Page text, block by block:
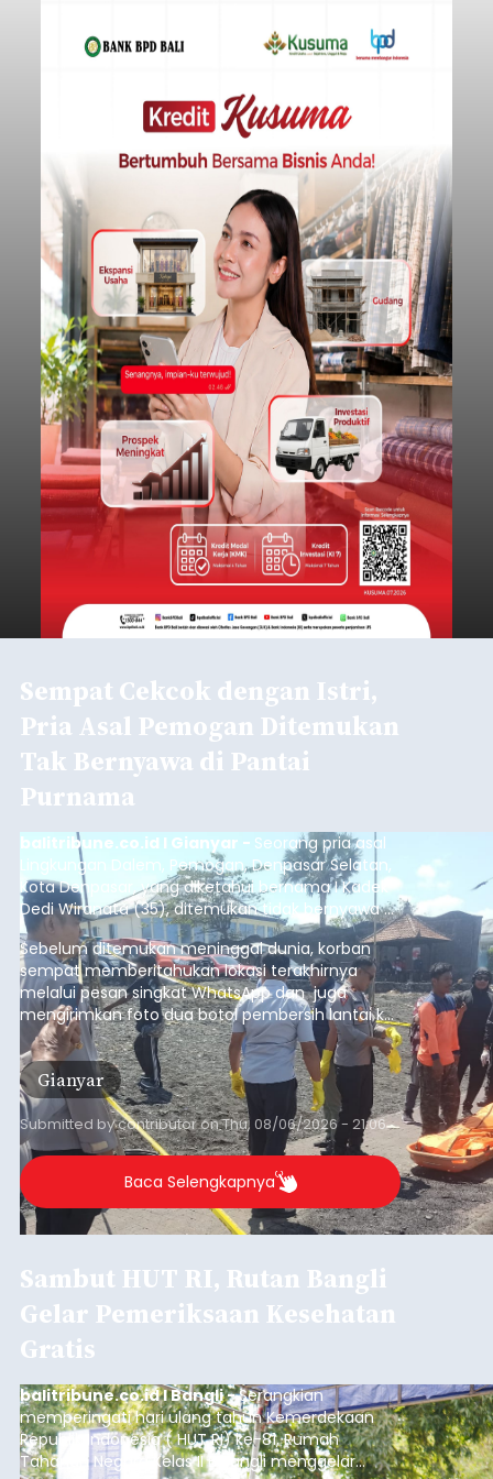
Sempat Cekcok dengan Istri,
Pria Asal Pemogan Ditemukan
Tak Bernyawa di Pantai
Purnama
balitribune.co.id I Gianyar - Seorang pria asal
Lingkungan Dalem, Pemogan, Denpasar Selatan,
Kota Denpasar, yang diketahui bernama I Kadek
Dedi Wiranata (35), ditemukan tidak bernyawa di
pesisir Pantai Purnama, Sukawati.
Sebelum ditemukan meninggal dunia, korban
sempat memberitahukan lokasi terakhirnya
melalui pesan singkat WhatsApp dan juga
mengirimkan foto dua botol pembersih lantai ke
istrinya.
Gianyar
Submitted bycontributoronThu, 08/06/2026 - 21:06
Baca Selengkapnya
Sambut HUT RI, Rutan Bangli
Gelar Pemeriksaan Kesehatan
Gratis
balitribune.co.id I Bangli -Serangkian
memperingati hari ulang tahun Kemerdekaan
Republik Indonesia ( HUT RI) ke-81, Rumah
Tahanan Negara Kelas II B Bangli menggelar